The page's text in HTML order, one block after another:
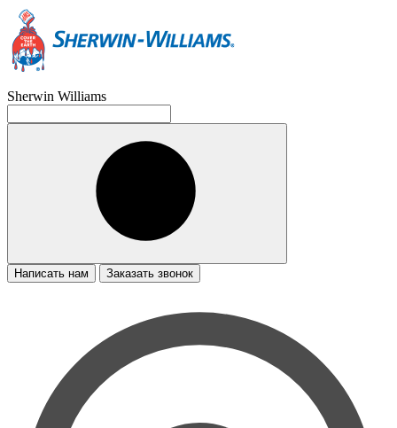
Sherwin Williams
Написать нам Заказать звонок